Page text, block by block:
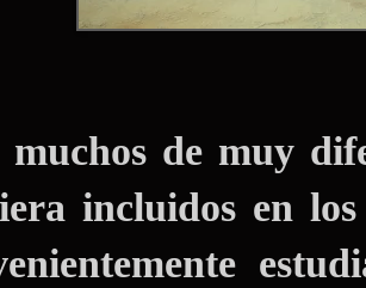
muchos de muy
incluidos en